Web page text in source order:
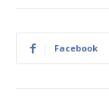
Facebook